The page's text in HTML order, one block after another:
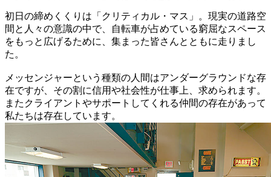
初日の締めくくりは「クリティカル・マス」。現実の道路空
間と人々の意識の中で、自転車が占めている窮屈なスペース
をもっと広げるために、集まった皆さんとともに走りまし
た。
メッセンジャーという種類の人間はアンダーグラウンドな存
在ですが、その割に信用や社会性が仕事上、求められます。
またクライアントやサポートしてくれる仲間の存在があって
私たちは存在しています。